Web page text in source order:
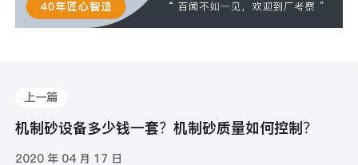
上一篇
机制砂设备多少钱一套？机制砂质量如何控制？
2020 年 04 月 17 日